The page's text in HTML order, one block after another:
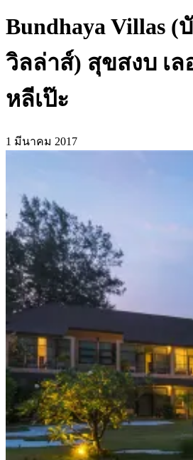
Bundhaya Villas
วิลล่าส์) สุขสงบ เล
หลีเป๊ะ
1 มีนาคม 2017